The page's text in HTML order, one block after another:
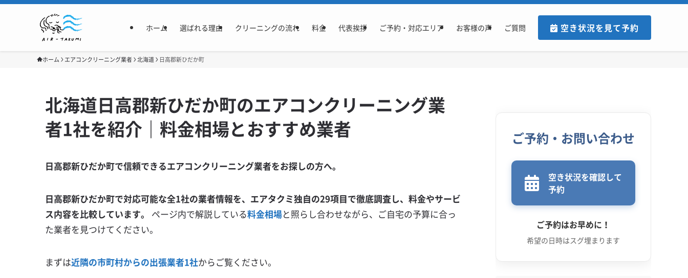
ホーム 選ばれる理由 クリーニングの流れ 料金 代表挨拶 ご予約・対応エリア お客様の声 ご質問 空き状況を見て予約
ホーム エアコンクリーニング業者 北海道 日高郡新ひだか町
北海道日高郡新ひだか町のエアコンクリーニング業
者1社を紹介｜料金相場とおすすめ業者
日高郡新ひだか町で信頼できるエアコンクリーニング業者をお探しの方へ。
日高郡新ひだか町で対応可能な全1社の業者情報を、エアタクミ独自の29項目で徹底調査し、料金やサービ
ス内容を比較しています。
ページ内で解説している料金相場と照らし合わせながら、ご自宅の予算に合っ
た業者を見つけてください。
まずは近隣の市町村からの出張業者1社からご覧ください。
ご予約・お問い合わせ
空き状況を確認して
予約
ご予約はお早めに！
希望の日時はスグ埋まります